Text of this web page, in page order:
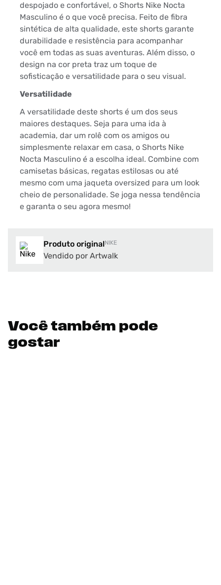
despojado e confortável, o Shorts Nike Nocta
Masculino é o que você precisa. Feito de fibra
sintética de alta qualidade, este shorts garante
durabilidade e resistência para acompanhar
você em todas as suas aventuras. Além disso, o
design na cor preta traz um toque de
sofisticação e versatilidade para o seu visual.
Versatilidade
A versatilidade deste shorts é um dos seus
maiores destaques. Seja para uma ida à
academia, dar um rolê com os amigos ou
simplesmente relaxar em casa, o Shorts Nike
Nocta Masculino é a escolha ideal. Combine com
camisetas básicas, regatas estilosas ou até
mesmo com uma jaqueta oversized para um look
cheio de personalidade. Se joga nessa tendência
e garanta o seu agora mesmo!
Produto originalNIKE
Vendido por Artwalk
Você também pode
gostar